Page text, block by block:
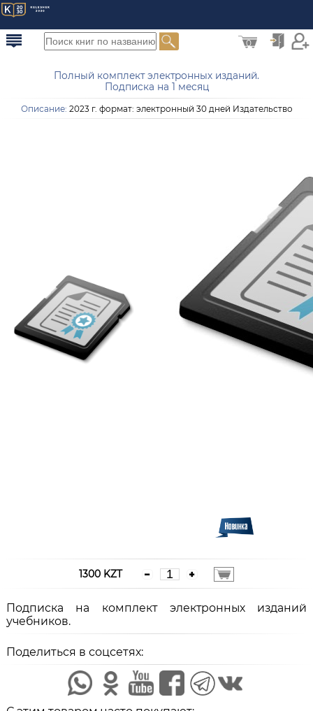
0
Полный комплект электронных изданий.
Подписка на 1 месяц
Описание: 2023 г. формат: электронный 30 дней Издательство
1300 KZT
Подписка на комплект электронных изданий
учебников.
Поделиться в соцсетях: